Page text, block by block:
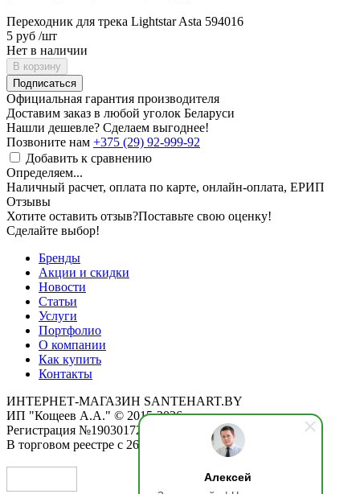
Алексей
Переходник для трека Lightstar Asta 594016
5 руб /шт
Нет в наличии
В корзину
Подписаться
Официальная гарантия производителя
Доставим заказ в любой уголок Беларуси
Нашли дешевле? Сделаем выгоднее!
Позвоните нам +375 (29) 92-999-92
Добавить к сравнению
Определяем...
Наличный расчет, оплата по карте, онлайн-оплата, ЕРИП
Отзывы
Хотите оставить отзыв?Поставьте свою оценку!
Сделайте выбор!
Бренды
Акции и скидки
Новости
Статьи
Услуги
Портфолио
О компании
Как купить
Контакты
ИНТЕРНЕТ-МАГАЗИН SANTEHART.BY
ИП "Кощеев А.А." © 2015-2026
Регистрация №190301725 от 12.02.2015
В торговом реестре с 26.11.2019